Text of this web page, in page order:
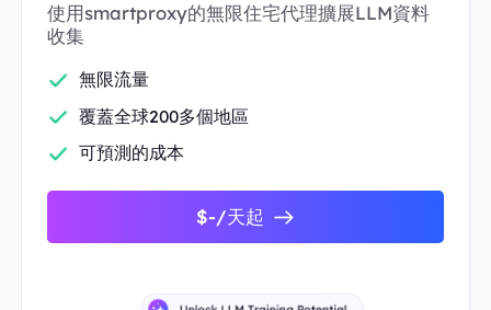
使用smartproxy的無限住宅代理擴展LLM資料
收集
無限流量
覆蓋全球200多個地區
可預測的成本
$-/天起